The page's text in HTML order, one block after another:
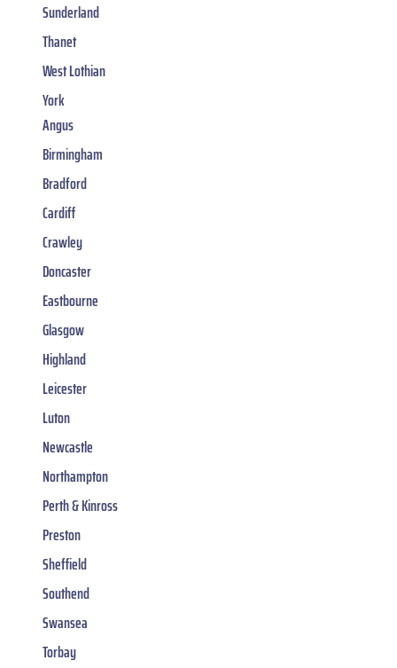
Sunderland
Thanet
West Lothian
York
Angus
Birmingham
Bradford
Cardiff
Crawley
Doncaster
Eastbourne
Glasgow
Highland
Leicester
Luton
Newcastle
Northampton
Perth & Kinross
Preston
Sheffield
Southend
Swansea
Torbay